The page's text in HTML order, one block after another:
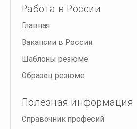
Работа в России
Главная
Вакансии в России
Шаблоны резюме
Образец резюме
Полезная информация
Справочник професий